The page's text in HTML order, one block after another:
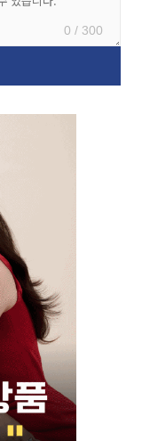
0 / 300